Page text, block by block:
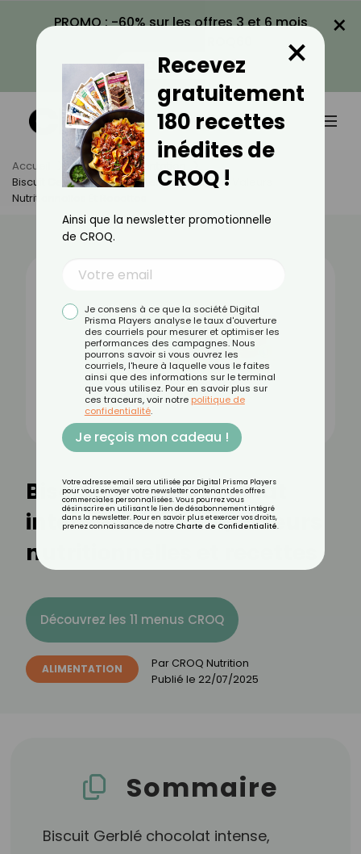
PROMO : -60% sur les offres 3 et 6 mois
VOIR LA PROMO
×
Accueil Actus
Alimentation
Biscuit Gerblé Chocolat Intense : Bienfaits, Valeurs
Nutritionnelles Et Recettes
Biscuit gerblé chocolat
intense : bienfaits, valeurs
nutritionnelles et recettes
Découvrez les 11 menus CROQ
ALIMENTATION Par CROQ Nutrition
Publié le 22/07/2025
Sommaire
Biscuit Gerblé chocolat intense,
Recevez
gratuitement
180 recettes
inédites de
CROQ !
×
Ainsi que la newsletter promotionnelle
de CROQ.
Je consens à ce que la société Digital
Prisma Players analyse le taux d'ouverture
des courriels pour mesurer et optimiser les
performances des campagnes. Nous
pourrons savoir si vous ouvrez les
courriels, l'heure à laquelle vous le faites
ainsi que des informations sur le terminal
que vous utilisez. Pour en savoir plus sur
ces traceurs, voir notre politique de
confidentialité.
Je reçois mon cadeau !
Votre adresse email sera utilisée par Digital Prisma Players
pour vous envoyer votre newsletter contenant des offres
commerciales personnalisées. Vous pourrez vous
désinscrire en utilisant le lien de désabonnement intégré
dans la newsletter. Pour en savoir plus et exercer vos droits,
prenez connaissance de notre Charte de Confidentialité.